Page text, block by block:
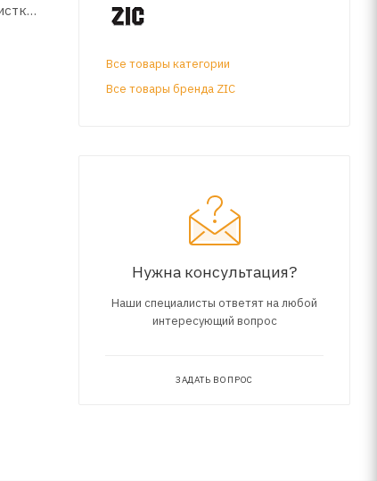
Все товары категории
Все товары бренда ZIC
Нужна консультация?
Наши специалисты ответят на любой
интересующий вопрос
ЗАДАТЬ ВОПРОС